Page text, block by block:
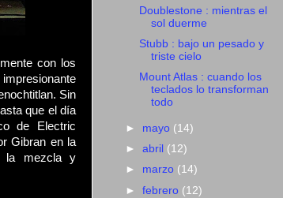
con los
Sin
que el día
de Electric
Gibran en la
la mezcla y
Doublestone : mientras el
sol duerme
Stubb : bajo un pesado y
triste cielo
Mount Atlas : cuando los
teclados lo transforman
todo
► mayo (14)
►abril (12)
► marzo (14)
►febrero (12)